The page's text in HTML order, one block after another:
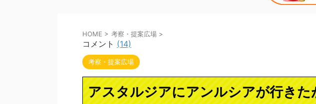
HOME > 考察・提案広場 >
コメント (14)
考察・提案広場
アスタルジアにアンルシアが行きた